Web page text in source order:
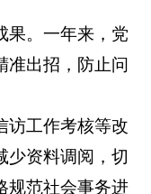
果。一年来，党
准出招，防止问
访工作考核等改
少资料调阅，切
规范社会事务进